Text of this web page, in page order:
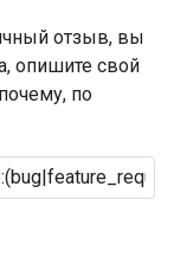
отзыв, вы
опишите свой
по